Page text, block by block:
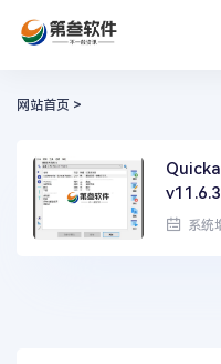
网站首页 >
系统